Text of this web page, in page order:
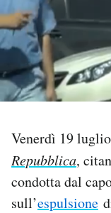
PODCAST
NEWSLETTER
I MIEI PREFERITI
SHOP
Venerdì 19 luglio
Repubblica,
condotta dal
sull’espulsione